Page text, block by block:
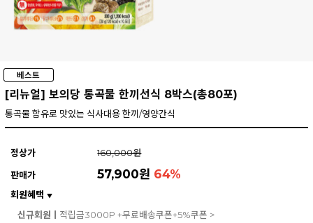
[리뉴얼] 보의당 통곡물 한끼선식 8박스(총80포)
통곡물 함유로 맛있는 식사대용 한끼/영양간식
정상가
160,000원
판매가
57,900원 64%
회원혜택 ▼
신규회원ㅣ 적립금3000P +무료배송쿠폰+5%쿠폰 >